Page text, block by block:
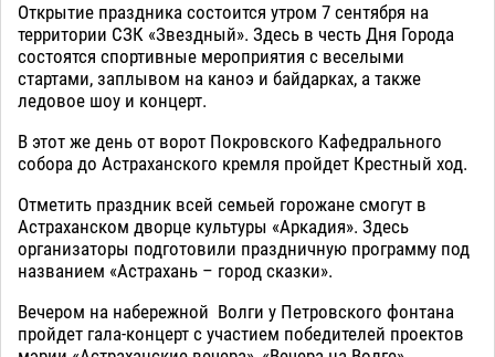
Открытие праздника состоится утром 7 сентября на
территории СЗК «Звездный». Здесь в честь Дня Города
состоятся спортивные мероприятия с веселыми
стартами, заплывом на каноэ и байдарках, а также
ледовое шоу и концерт.
В этот же день от ворот Покровского Кафедрального
собора до Астраханского кремля пройдет Крестный ход.
Отметить праздник всей семьей горожане смогут в
Астраханском дворце культуры «Аркадия». Здесь
организаторы подготовили праздничную программу под
названием «Астрахань – город сказки».
Вечером на набережной Волги у Петровского фонтана
пройдет гала-концерт с участием победителей проектов